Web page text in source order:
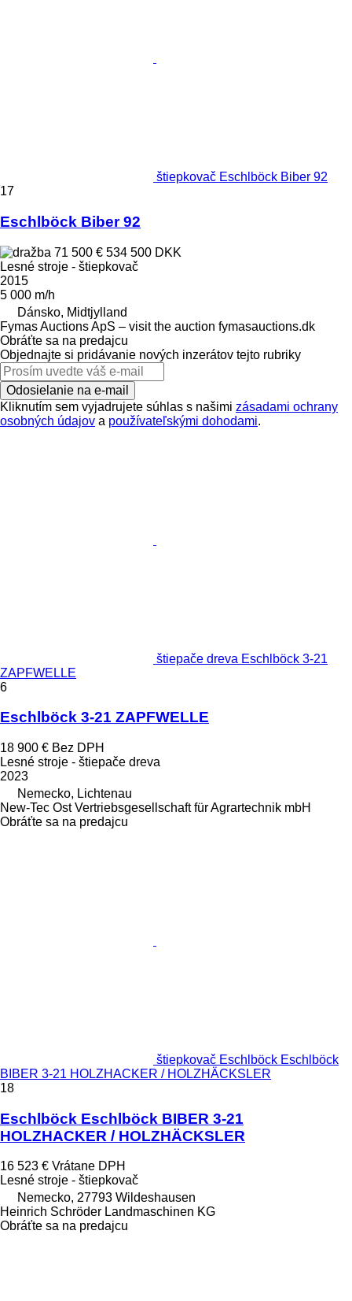
štiepkovač Eschlböck Biber 92
17
Eschlböck Biber 92
71 500 € 534 500 DKK
Lesné stroje - štiepkovač
2015
5 000 m/h
Dánsko, Midtjylland
Fymas Auctions ApS – visit the auction fymasauctions.dk
Obráťte sa na predajcu
Objednajte si pridávanie nových inzerátov tejto rubriky
Odosielanie na e-mail
Kliknutím sem vyjadrujete súhlas s našimi zásadami ochrany
osobných údajov a používateľskými dohodami.
štiepače dreva Eschlböck 3-21
ZAPFWELLE
6
Eschlböck 3-21 ZAPFWELLE
18 900 € Bez DPH
Lesné stroje - štiepače dreva
2023
Nemecko, Lichtenau
New-Tec Ost Vertriebsgesellschaft für Agrartechnik mbH
Obráťte sa na predajcu
štiepkovač Eschlböck Eschlböck
BIBER 3-21 HOLZHACKER / HOLZHÄCKSLER
18
Eschlböck Eschlböck BIBER 3-21
HOLZHACKER / HOLZHÄCKSLER
16 523 € Vrátane DPH
Lesné stroje - štiepkovač
Nemecko, 27793 Wildeshausen
Heinrich Schröder Landmaschinen KG
Obráťte sa na predajcu